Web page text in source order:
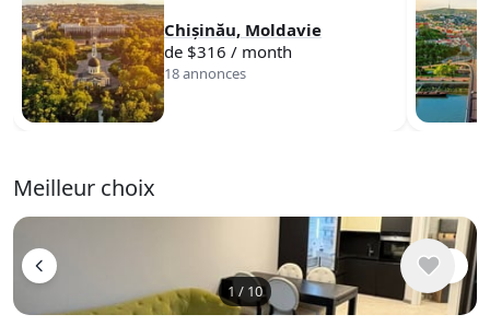
Chișinău, Moldavie
de $316 / month
18 annonces
Meilleur choix
1/ 10